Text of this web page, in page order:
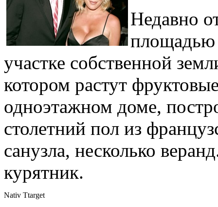
Недавно
площадью
участке собственной
котором растут
одноэтажном доме,
столетний пол из
санузла, несколько
курятник.
Nativ Ttarget